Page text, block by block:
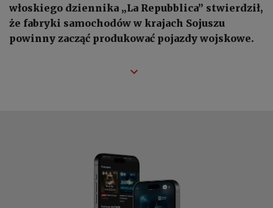
włoskiego dziennika „La Repubblica” stwierdził,
że fabryki samochodów w krajach Sojuszu
powinny zacząć produkować pojazdy wojskowe.